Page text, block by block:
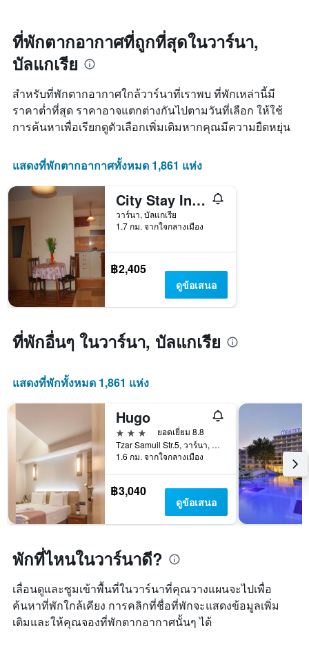
แกน
ดง
เฉลี่ย
ของ
ห้อง
พัก
ถึง
วัน
ที่
เข้า
พัก
แผนภูมิ
มี
แกน
แกน
จำนวน
ก่อน
การ
พัก
แผนภูมิ
มี
แกน
Y
แกน
แแส
ราคา
เฉลี่ย
ของ
พัก
ที่พักตากอากาศที่ถูกที่สุดในวาร์นา,
บัลแกเรีย
สำหรับที่พักตากอากาศใกล้วาร์นาที่เราพบ ที่พักเหล่านี้มี
ราคาต่ำที่สุด ราคาอาจแตกต่างกันไปตามวันที่เลือก ให้ใช้
การค้นหาเพื่อเรียกดูตัวเลือกเพิ่มเติมหากคุณมีความยืดหยุ่น
แสดงที่พักตากอากาศทั้งหมด 1,861 แห่ง
City Stay In Varna
วาร์นา, บัลแกเรีย
1.7 กม. จากใจกลางเมือง
฿2,405
ดูข้อเสนอ
ที่พักอื่นๆ ในวาร์นา, บัลแกเรีย
แสดงที่พักทั้งหมด 1,861 แห่ง
Hugo
3 ดาว
ยอดเยี่ยม 8.8
Tzar Samuil Str.5, วาร์นา, บัลแกเรีย
1.6 กม. จากใจกลางเมือง
฿3,040
ดูข้อเสนอ
พักที่ไหนในวาร์นาดี?
เลื่อนดูและซูมเข้าพื้นที่ในวาร์นาที่คุณวางแผนจะไปเพื่อ
ค้นหาที่พักใกล้เคียง การคลิกที่ชื่อที่พักจะแสดงข้อมูลเพิ่ม
เติมและให้คุณจองที่พักตากอากาศนั้นๆ ได้